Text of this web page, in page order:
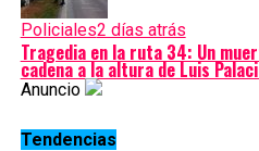
Policiales2 días atrás
Tragedia en la ruta 34: Un
cadena a la altura de Luis
Anuncio
Tendencias